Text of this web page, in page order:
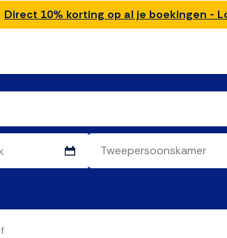
Direct 10% korting op al je boekingen -